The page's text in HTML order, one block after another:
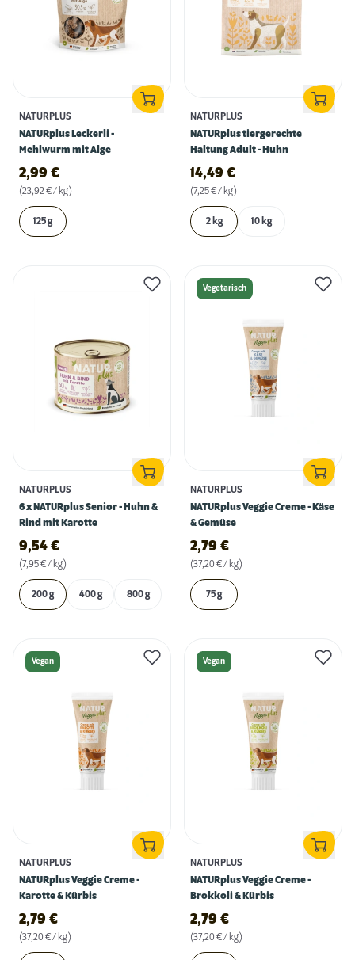
NATURPLUS
NATURplus Leckerli -
Mehlwurm mit Alge
2,99 €
(23,92 € / kg)
125 g
NATURPLUS
NATURplus tiergerechte
Haltung Adult - Huhn
14,49 €
(7,25 € / kg)
2 kg 10 kg
NATURPLUS
6 x NATURplus Senior - Huhn &
Rind mit Karotte
9,54 €
(7,95 € / kg)
200 g 400 g 800 g
Vegetarisch
NATURPLUS
NATURplus Veggie Creme - Käse
& Gemüse
2,79 €
(37,20 € / kg)
75 g
Vegan
NATURPLUS
NATURplus Veggie Creme -
Karotte & Kürbis
2,79 €
(37,20 € / kg)
Vegan
NATURPLUS
NATURplus Veggie Creme -
Brokkoli & Kürbis
2,79 €
(37,20 € / kg)